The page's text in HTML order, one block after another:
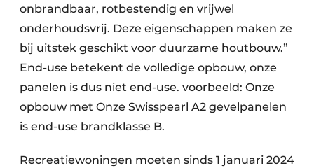
onbrandbaar, rotbestendig en vrijwel
onderhoudsvrij. Deze eigenschappen maken ze
bij uitstek geschikt voor duurzame houtbouw.”
End-use betekent de volledige opbouw, onze
panelen is dus niet end-use. voorbeeld: Onze
opbouw met Onze Swisspearl A2 gevelpanelen
is end-use brandklasse B.
Recreatiewoningen moeten sinds 1 januari 2024